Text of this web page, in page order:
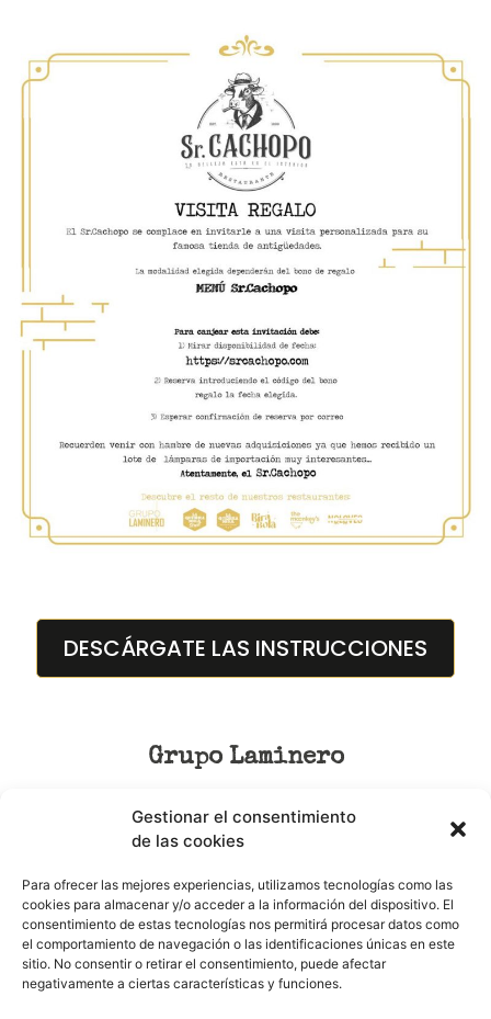
Gestionar el consentimiento
de las cookies
Para ofrecer las mejores experiencias, utilizamos tecnologías como las
cookies para almacenar y/o acceder a la información del dispositivo. El
consentimiento de estas tecnologías nos permitirá procesar datos como
el comportamiento de navegación o las identificaciones únicas en este
sitio. No consentir o retirar el consentimiento, puede afectar
negativamente a ciertas características y funciones.
DESCÁRGATE LAS INSTRUCCIONES
Grupo Laminero
Birabola
La Quebradora
Zebra Coja